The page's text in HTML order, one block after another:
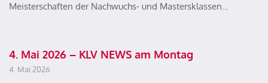
Meisterschaften der Nachwuchs- und Mastersklassen…
4. Mai 2026 – KLV NEWS am Montag
4. Mai 2026